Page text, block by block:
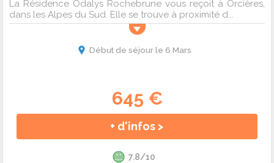
La Résidence Odalys Rochebrune vous reçoit à Orcières,
dans les Alpes du Sud. Elle se trouve à proximité d...
Début de séjour le 6 Mars
645 €
+ d'infos >
7.8/10